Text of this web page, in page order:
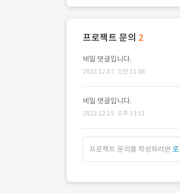
프로젝트 문의 2
비밀 댓글입니다.
2022.12.07. 오전 11:06
비밀 댓글입니다.
2022.12.15. 오후 13:51
프로젝트 문의를 작성하려면